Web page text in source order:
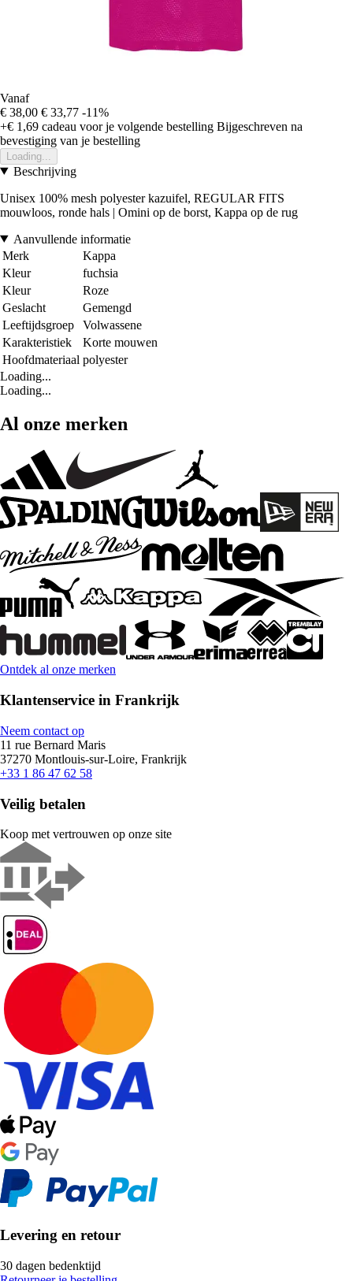
Vanaf
€ 38,00 € 33,77 -11%
+€ 1,69 cadeau voor je volgende bestelling Bijgeschreven na
bevestiging van je bestelling
Loading...
Beschrijving
Unisex 100% mesh polyester kazuifel, REGULAR FITS
mouwloos, ronde hals | Omini op de borst, Kappa op de rug
Aanvullende informatie
Merk
Kappa
Kleur
fuchsia
Kleur
Roze
Geslacht
Gemengd
Leeftijdsgroep
Volwassene
Karakteristiek
Korte mouwen
Hoofdmateriaal polyester
Loading...
Loading...
Al onze merken
Ontdek al onze merken
Klantenservice in Frankrijk
Neem contact op
11 rue Bernard Maris
37270 Montlouis-sur-Loire, Frankrijk
+33 1 86 47 62 58
Veilig betalen
Koop met vertrouwen op onze site
Levering en retour
30 dagen bedenktijd